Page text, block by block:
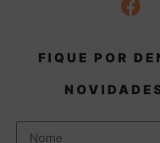
FIQUE POR